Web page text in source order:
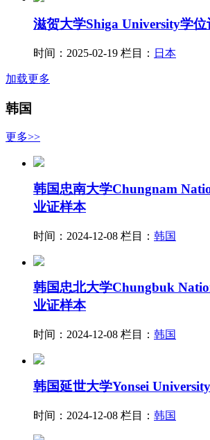
滋贺大学Shiga University学位
时间：2025-02-19 栏目： 日本
加载更多
韩国
更多>>
韩国忠南大学Chungnam
业证样本
时间：2024-12-08 栏目： 韩国
韩国忠北大学Chungbuk
业证样本
时间：2024-12-08 栏目： 韩国
韩国延世大学Yonsei
时间：2024-12-08 栏目： 韩国